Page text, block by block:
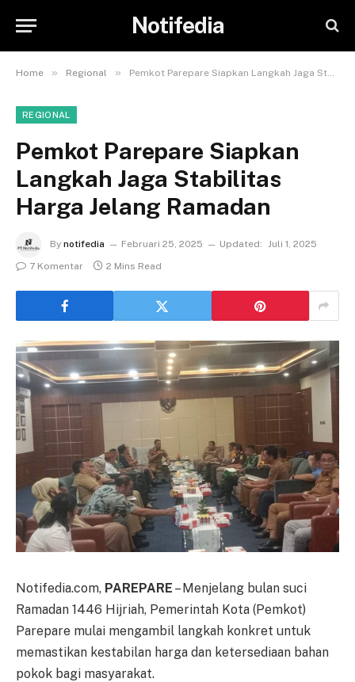
Notifedia
Home » Regional » Pemkot Parepare Siapkan Langkah Jaga Stabilitas Harga Jelang Ramadan
REGIONAL
Pemkot Parepare Siapkan
Langkah Jaga Stabilitas
Harga Jelang Ramadan
By notifedia Februari 25, 2025 Updated: Juli 1, 2025
7 Komentar
2 Mins Read
Notifedia.com, PAREPARE – Menjelang bulan suci
Ramadan 1446 Hijriah, Pemerintah Kota (Pemkot)
Parepare mulai mengambil langkah konkret untuk
memastikan kestabilan harga dan ketersediaan bahan
pokok bagi masyarakat.